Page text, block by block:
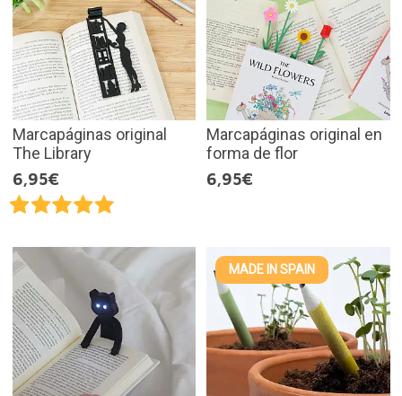
Marcapáginas original
The Library
6,95€
Marcapáginas original en
forma de flor
6,95€
MADE IN SPAIN